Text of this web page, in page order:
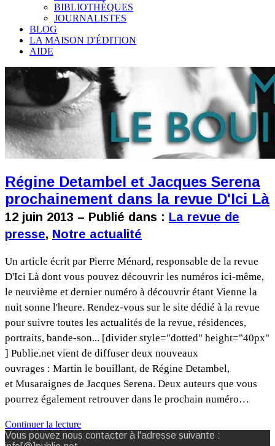
BIBLIOTHÈQUES
JOURNALISTES
BLOG
LA MAISON D'ÉDITION
AIDE
Régine Detambel et Jacques Serena
prochainement dans la revue D'Ici Là
12 juin 2013 – Publié dans : La revue de
presse, Notre actualité
Un article écrit par Pierre Ménard, responsable de la revue
D'Ici Là dont vous pouvez découvrir les numéros ici-même,
le neuvième et dernier numéro à découvrir étant Vienne la
nuit sonne l'heure. Rendez-vous sur le site dédié à la revue
pour suivre toutes les actualités de la revue, résidences,
portraits, bande-son... [divider style="dotted" height="40px"
] Publie.net vient de diffuser deux nouveaux
ouvrages : Martin le bouillant, de Régine Detambel,
et Musaraignes de Jacques Serena. Deux auteurs que vous
pourrez également retrouver dans le prochain numéro…
Continuer la lecture
Vous pouvez nous contacter à l'adresse suivante :